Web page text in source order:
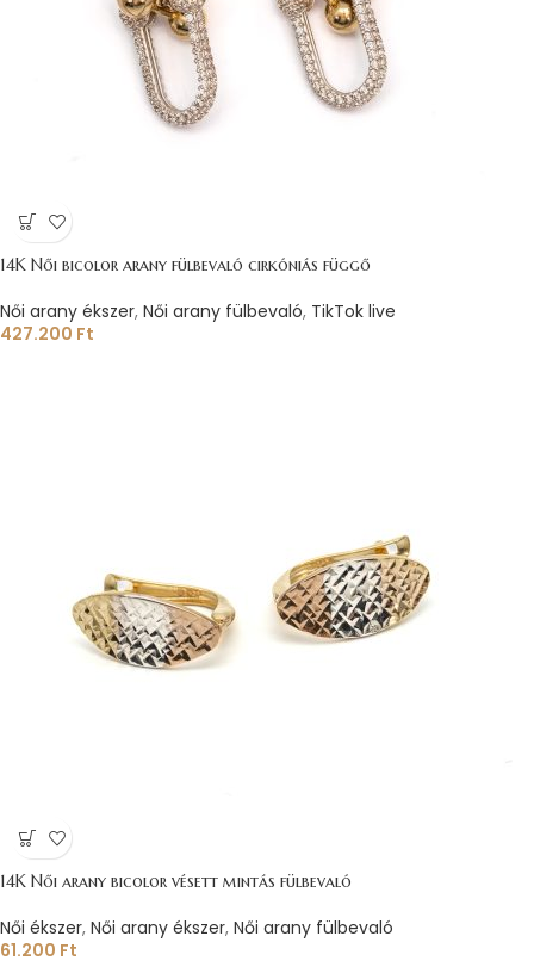
14K Női bicolor arany fülbevaló cirkóniás függő
Női arany ékszer, Női arany fülbevaló, TikTok live
427.200 Ft
14K Női arany bicolor vésett mintás fülbevaló
Női ékszer, Női arany ékszer, Női arany fülbevaló
61.200 Ft